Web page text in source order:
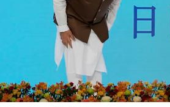
veranstaltungen
fragen & hilfe